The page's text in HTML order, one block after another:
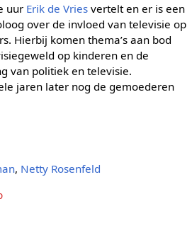
uur Erik de Vriesvertelt en er is een
over de invloed van televisie op
Hierbij komen thema’s aan bod
op kinderen en de
van politiek en televisie.
jaren later nog de gemoederen
, Netty Rosenfeld